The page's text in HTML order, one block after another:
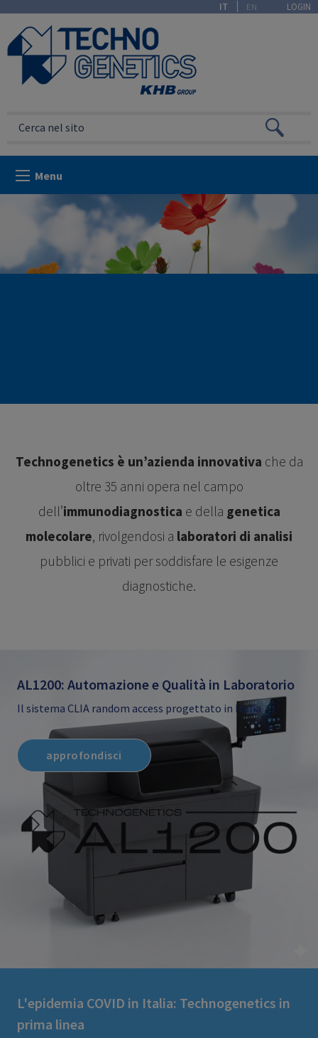
LOGIN
IT EN
Menu
Technogenetics è un’azienda innovativa che da
oltre 35 anni opera nel campo
dell’immunodiagnostica e della genetica
molecolare, rivolgendosi a laboratori di analisi
pubblici e privati per soddisfare le esigenze
diagnostiche.
AL1200: Automazione e Qualità in Laboratorio
Il sistema CLIA random access progettato in Italia
approfondisci
L'epidemia COVID in Italia: Technogenetics in
prima linea